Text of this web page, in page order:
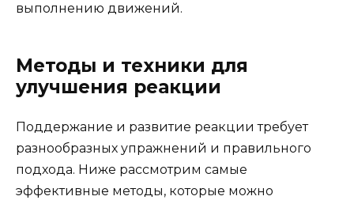
выполнению движений.
Методы и техники для
улучшения реакции
Поддержание и развитие реакции требует
разнообразных упражнений и правильного
подхода. Ниже рассмотрим самые
эффективные методы, которые можно